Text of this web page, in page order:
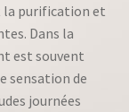
la purification et
Dans la
est souvent
sensation de
journées